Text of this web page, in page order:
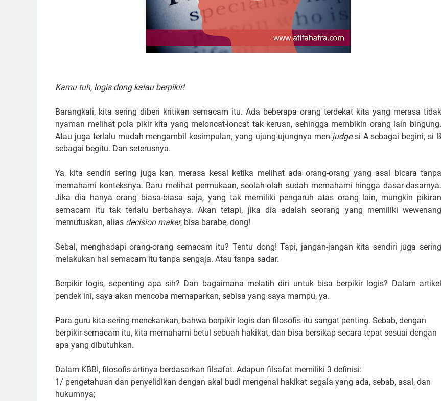
Kamu tuh, logis dong kalau berpikir!
Barangkali, kita sering diberi kritikan semacam itu. Ada beberapa orang terdekat kita yang merasa tidak
nyaman melihat pola pikir kita yang meloncat-loncat tak keruan, sehingga membikin orang lain bingung.
Atau juga terlalu mudah mengambil kesimpulan, yang ujung-ujungnya men-judgesi A sebagai begini, si B
sebagai begitu. Dan seterusnya.
Ya, kita sendiri sering juga kan, merasa kesal ketika melihat ada orang-orang yang asal bicara tanpa
memahami konteksnya. Baru melihat permukaan, seolah-olah sudah memahami hingga dasar-dasarnya.
Jika dia hanya orang biasa-biasa saja, yang tak memiliki pengaruh atas orang lain, mungkin pikiran
semacam itu tak terlalu berbahaya. Akan tetapi, jika dia adalah seorang yang memiliki wewenang
memutuskan, alias decision maker, bisa barabe, dong!
Sebal, menghadapi orang-orang semacam itu? Tentu dong! Tapi, jangan-jangan kita sendiri juga sering
melakukan hal semacam itu tanpa sengaja. Atau tanpa sadar.
Berpikir logis, sepenting apa sih? Dan bagaimana melatih diri untuk bisa berpikir logis? Dalam artikel
pendek ini, saya akan mencoba memaparkan, sebisa yang saya mampu, ya.
Para guru kita sering menekankan, bahwa berpikir logis dan filosofis itu sangat penting. Sebab, dengan
berpikir semacam itu, kita memahami betul sebuah hakikat, dan bisa bersikap secara tepat sesuai dengan
apa yang dibutuhkan.
Dalam KBBI, filosofis artinya berdasarkan filsafat. Adapun filsafat memiliki 3 definisi:
1/ pengetahuan dan penyelidikan dengan akal budi mengenai hakikat segala yang ada, sebab, asal, dan
hukumnya;